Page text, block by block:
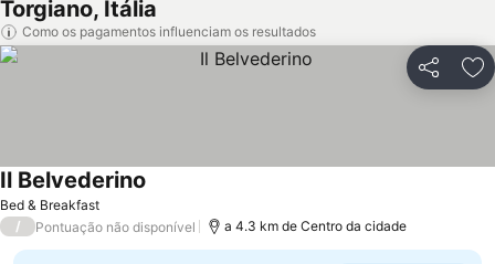
Torgiano, Itália
Como os pagamentos influenciam os resultados
Partilhar
Bed & Breakfast
Il Belvederino
/ Pontuação não disponível a 4.3 km de Centro da cidade